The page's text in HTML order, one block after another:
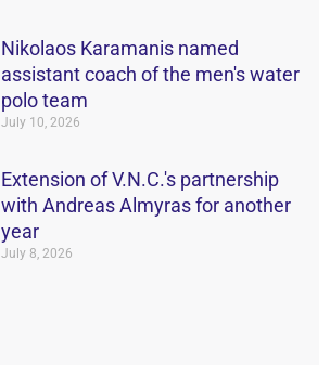
Nikolaos Karamanis named
assistant coach of the men's water
polo team
July 10, 2026
Extension of V.N.C.'s partnership
with Andreas Almyras for another
year
July 8, 2026